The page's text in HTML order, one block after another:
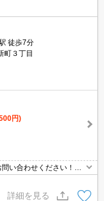
徒歩7分
町３丁目
円)
い合わせください！オ
モニターホン付きのお
で、セキュリティ面は
必要もありません。
詳細を見る